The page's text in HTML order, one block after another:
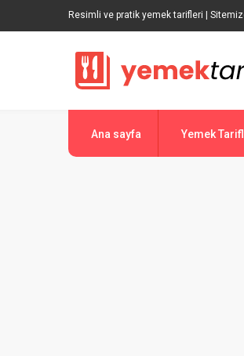
Resimli ve pratik yemek tarifleri |
Ana sayfa Yemek